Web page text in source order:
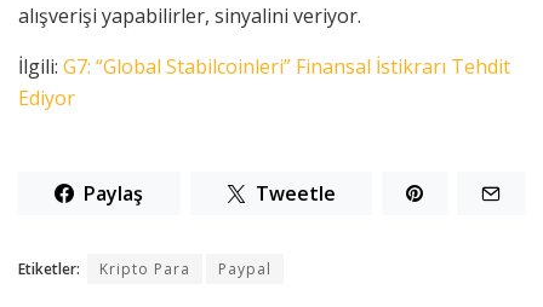
alışverişi yapabilirler, sinyalini veriyor.
İlgili: G7: “Global Stabilcoinleri” Finansal İstikrarı Tehdit
Ediyor
Paylaş Tweetle
Etiketler: Kripto Para Paypal